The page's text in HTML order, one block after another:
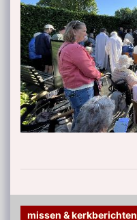
missen & kerkberichten